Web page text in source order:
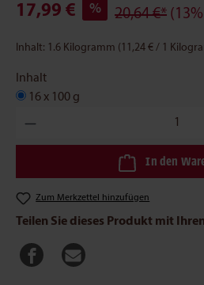
17,99 € % 20,64 €*
Inhalt: 1.6 Kilogramm (11,24 € / 1
Inhalt
16 x 100 g
Produkt Anzahl: Gib den
In den
Zum Merkzettel hinzufügen
Teilen Sie dieses Produkt mit